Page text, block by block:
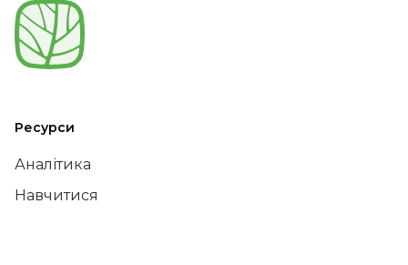
Ресурси
Аналітика
Навчитися